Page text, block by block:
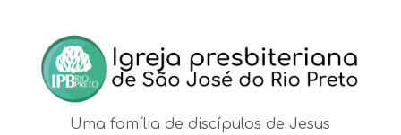
Uma família de discípulos de Jesus